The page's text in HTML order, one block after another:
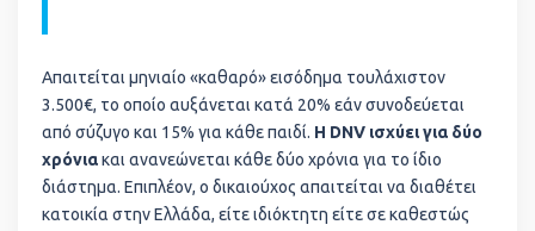
Απαιτείται μηνιαίο «καθαρό» εισόδημα τουλάχιστον
3.500€, το οποίο αυξάνεται κατά 20% εάν συνοδεύεται
από σύζυγο και 15% για κάθε παιδί. Η DNV ισχύει για δύο
χρόνιακαι ανανεώνεται κάθε δύο χρόνια για το ίδιο
διάστημα. Επιπλέον, ο δικαιούχος απαιτείται να διαθέτει
κατοικία στην Ελλάδα, είτε ιδιόκτητη είτε σε καθεστώς